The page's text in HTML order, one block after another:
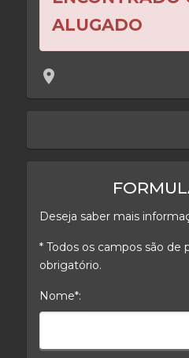
ALUGADO
location_on
Deseja saber mais
* Todos os campos são de
obrigatório.
Nome*: